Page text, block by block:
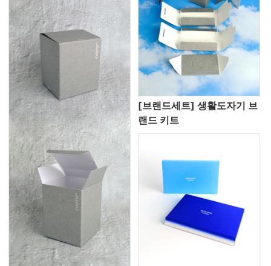
[브랜드세트] 생활도자기 브
랜드 키트